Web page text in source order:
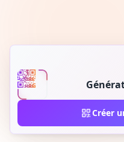
Créer
2026 © QR-Build.